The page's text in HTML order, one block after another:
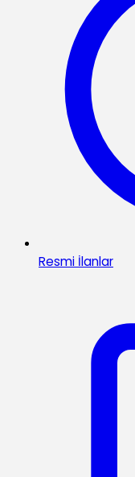
Resmi İlanlar